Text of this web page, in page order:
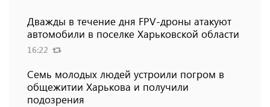
Дважды в течение дня FPV-дроны атакуют
автомобили в поселке Харьковской области
16:22
Семь молодых людей устроили погром в
общежитии Харькова и получили
подозрения